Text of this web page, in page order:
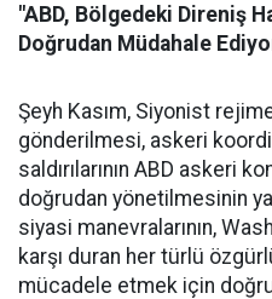
"ABD, Bölgedeki Direniş
Doğrudan Müdahale
Şeyh Kasım, Siyonist
gönderilmesi, askeri
saldırılarının ABD askeri
doğrudan yönetilmesinin
siyasi manevralarının,
karşı duran her türlü
mücadele etmek için